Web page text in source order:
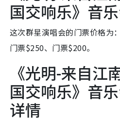
国交响乐》音
这次群星演唱会的门票价格为
门票$250、门票$200。
《光明-来自江
国交响乐》音
详情